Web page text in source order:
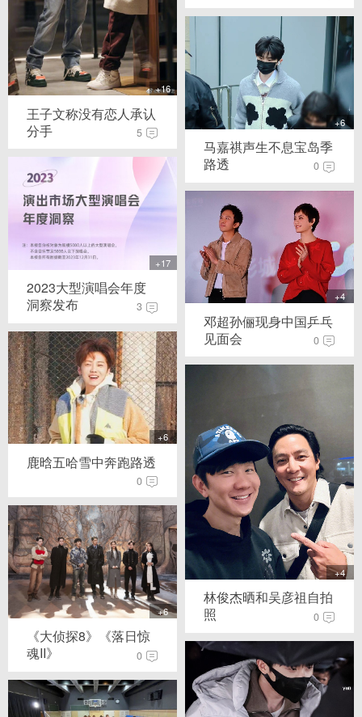
+16
王子文称没有恋人承认
分手
5
+17
2023大型演唱会年度
洞察发布
3
+6
鹿晗五哈雪中奔跑路透
0
+6
《大侦探8》《落日惊
魂II》
0
+6
马嘉祺声生不息宝岛季
路透
0
+4
邓超孙俪现身中国乒乓
见面会
0
+4
林俊杰晒和吴彦祖自拍
照
0